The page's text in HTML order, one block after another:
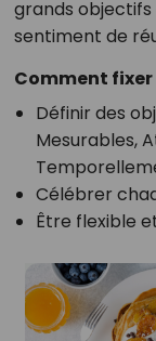
grands objectifs
sentiment de
Comment
Définir des
Mesurables,
Célébrer
Être flexible